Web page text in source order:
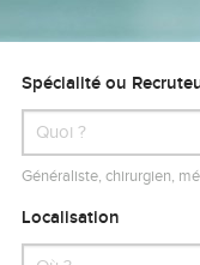
Spécialité ou
Généraliste, chirurgien,
Localisation